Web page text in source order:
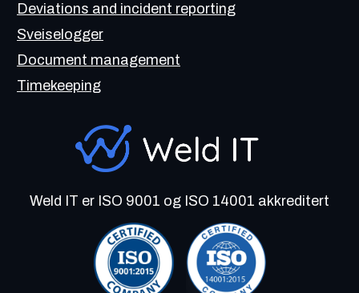
Deviations and incident reporting
Sveiselogger
Document management
Timekeeping
Weld IT er ISO 9001 og ISO 14001 akkreditert